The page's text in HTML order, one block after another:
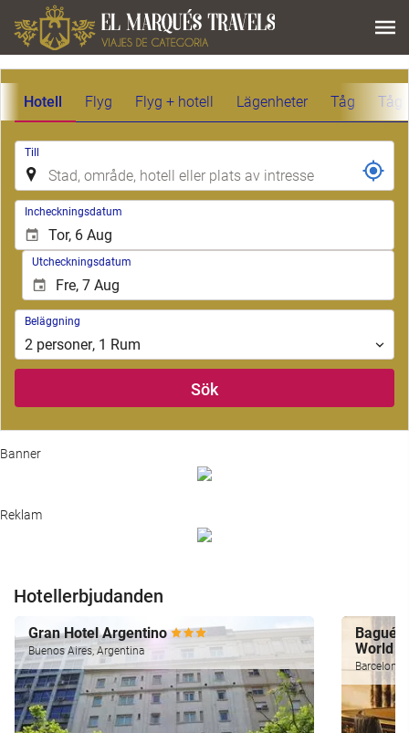
Hotell Flyg Flyg + hotell Lägenheter Tåg Tåg
Till
Incheckningsdatum
Utcheckningsdatum
Beläggning
Beläggning
2 personer, 1 Rum
Sök
Banner
Reklam
Hotellerbjudanden
Gran Hotel Argentino
Buenos Aires, Argentina
World
Barcelona,